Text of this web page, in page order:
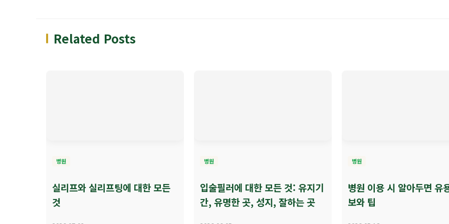
Related Posts
병원
실리프와 실리프팅에 대한 모든
것
병원
입술필러에 대한 모든 것: 유지기
간, 유명한 곳, 성지, 잘하는 곳
병원
병원 이용 시 알아두면 유
보와 팁